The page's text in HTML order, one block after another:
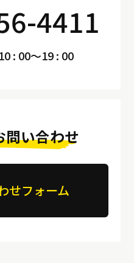
4411
: 00～19 : 00
問い合わせ
せフォーム